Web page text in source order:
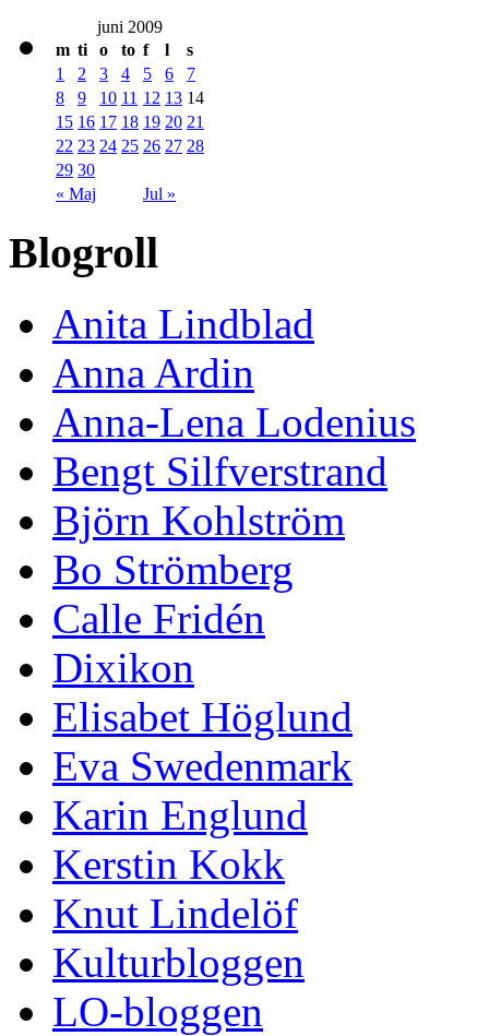
juni 2009
m ti o to f l s
« Maj Jul »
1 2 3 4 5 6
7
8
9 10 11 12 13 14
15 16 17 18 19 20 21
22 23 24 25 26 27 28
29 30
Blogroll
Anita Lindblad
Anna Ardin
Anna-Lena Lodenius
Bengt Silfverstrand
Björn Kohlström
Bo Strömberg
Calle Fridén
Dixikon
Elisabet Höglund
Eva Swedenmark
Karin Englund
Kerstin Kokk
Knut Lindelöf
Kulturbloggen
LO-bloggen